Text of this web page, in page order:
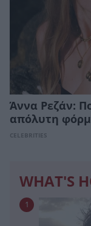
Άννα Ρεζάν:
απόλυτη
CELEBRITIES
WHAT'S
1